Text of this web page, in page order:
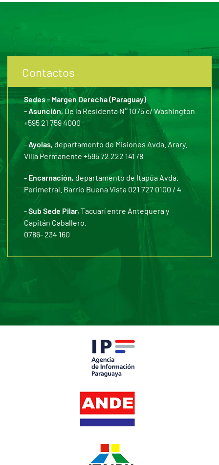
Contactos
Sedes - Margen Derecha (Paraguay)
- Asunción,De la Residenta N° 1075 c/ Washington
+595 21 759 4000
-Ayolas, departamento de Misiones Avda. Arary.
Villa Permanente +595 72 222 141 /8
- Encarnación, departamento de Itapúa Avda.
Perimetral. Barrio Buena Vista 021 727 0100 / 4
-Sub Sede Pilar, Tacuarí entre Antequera y
Capitán Caballero.
0786- 234 160